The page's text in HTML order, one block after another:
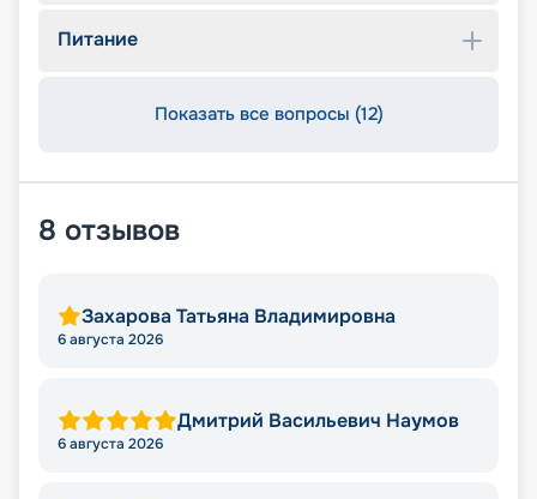
Питание
Показать все вопросы (12)
8 отзывов
Захарова Татьяна Владимировна
6 августа 2026
Дмитрий Васильевич Наумов
6 августа 2026